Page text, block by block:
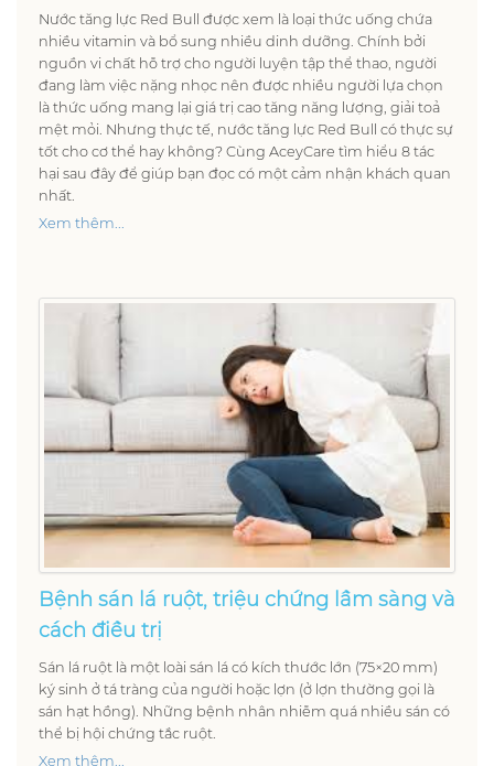
Nước tăng lực Red Bull được xem là loại thức uống chứa
nhiều vitamin và bổ sung nhiều dinh dưỡng. Chính bởi
nguồn vi chất hỗ trợ cho người luyện tập thể thao, người
đang làm việc nặng nhọc nên được nhiều người lựa chọn
là thức uống mang lại giá trị cao tăng năng lượng, giải toả
mệt mỏi. Nhưng thực tế, nước tăng lực Red Bull có thực sự
tốt cho cơ thể hay không? Cùng AceyCare tìm hiểu 8 tác
hại sau đây để giúp bạn đọc có một cảm nhận khách quan
nhất.
Xem thêm...
Bệnh sán lá ruột, triệu chứng lầm sàng và
cách điều trị
Sán lá ruột là một loài sán lá có kích thước lớn (75×20 mm)
ký sinh ở tá tràng của người hoặc lợn (ở lợn thường gọi là
sán hạt hồng). Những bệnh nhân nhiễm quá nhiều sán có
thể bị hội chứng tắc ruột.
Xem thêm...